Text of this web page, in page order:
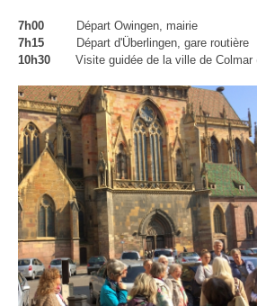
7h00 Départ Owingen, mairie
7h15
Départ d'Überlingen, gare routière
10h30 Visite guidée de la ville de Colmar